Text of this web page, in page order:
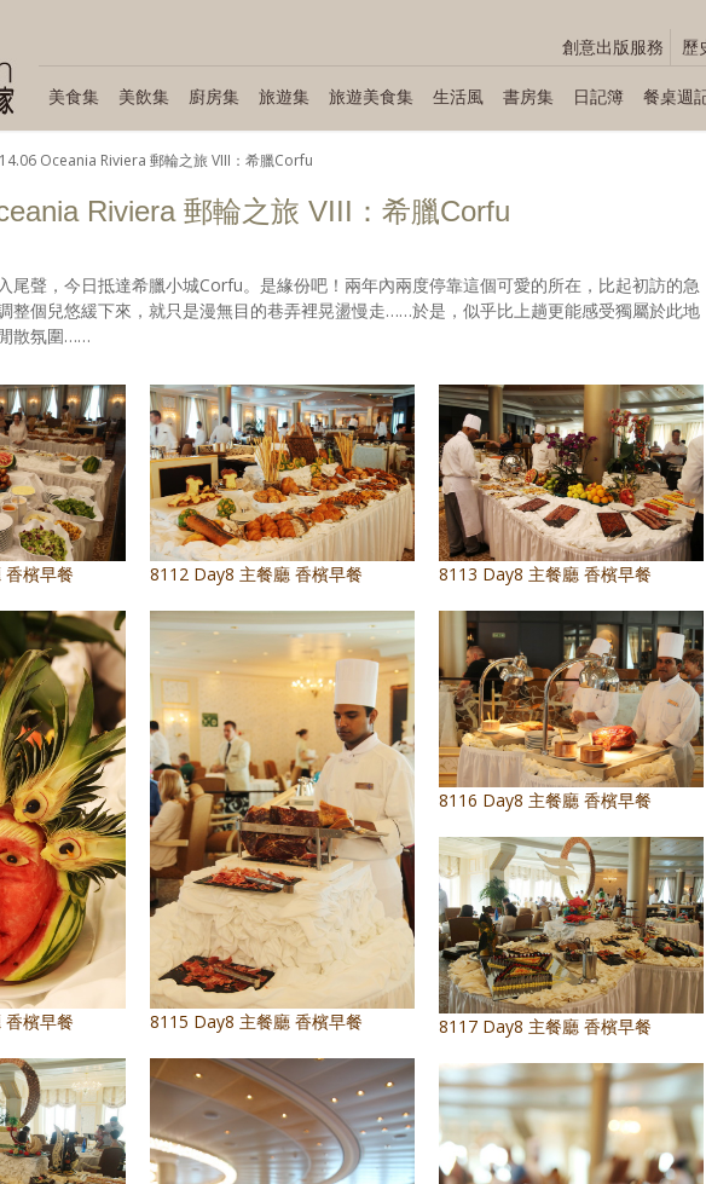
創意出版服務 歷
美食集 美飲集 廚房集 旅遊集 旅遊美食集 生活風 書房集 日記簿 餐桌週
Oceania Riviera 郵輪之旅 VIII：希臘Corfu
Riviera 郵輪之旅 VIII：希臘Corfu
尾聲，今日抵達希臘小城Corfu。是緣份吧！兩年內兩度停靠這個可愛的所在，比起初訪的急
整個兒悠緩下來，就只是漫無目的巷弄裡晃盪慢走……於是，似乎比上趟更能感受獨屬於此地
散氛圍……
檳早餐 8112 Day8 主餐廳 香檳早餐 8113 Day8 主餐廳 香檳早餐
檳早餐 8115 Day8 主餐廳 香檳早餐
8116 Day8 主餐廳 香檳早餐
8117 Day8 主餐廳 香檳早餐